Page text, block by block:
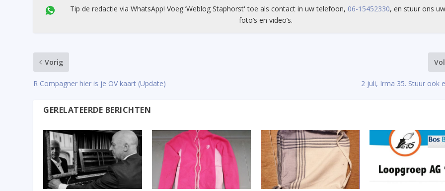
Tip de redactie via WhatsApp! Voeg ’Weblog Staphorst' toe als contact in uw telefoon, 06-15452330, en stuur ons
foto’s en video’s.
Vorig
R Compagner hier is je OV kaart (Update) 2 juli, Irma 35. Stuur ook
GERELATEERDE BERICHTEN